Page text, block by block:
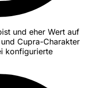
und eher Wert auf
Cupra-Charakter
konfigurierte